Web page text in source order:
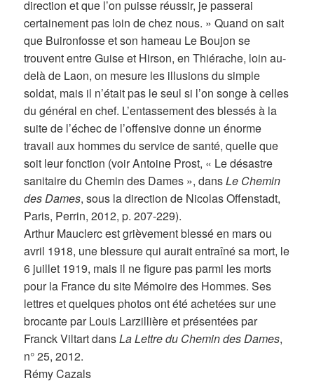
direction et que l’on puisse réussir, je passerai
certainement pas loin de chez nous. » Quand on sait
que Buironfosse et son hameau Le Boujon se
trouvent entre Guise et Hirson, en Thiérache, loin au-
delà de Laon, on mesure les illusions du simple
soldat, mais il n’était pas le seul si l’on songe à celles
du général en chef. L’entassement des blessés à la
suite de l’échec de l’offensive donne un énorme
travail aux hommes du service de santé, quelle que
soit leur fonction (voir Antoine Prost, « Le désastre
sanitaire du Chemin des Dames », dansLe Chemin
des Dames, sous la direction de Nicolas Offenstadt,
Paris, Perrin, 2012, p. 207-229).
Arthur Mauclerc est grièvement blessé en mars ou
avril 1918, une blessure qui aurait entraîné sa mort, le
6 juillet 1919, mais il ne figure pas parmi les morts
pour la France du site Mémoire des Hommes. Ses
lettres et quelques photos ont été achetées sur une
brocante par Louis Larzillière et présentées par
Franck Viltart dansLa Lettre du Chemin des Dames,
n° 25, 2012.
Rémy Cazals